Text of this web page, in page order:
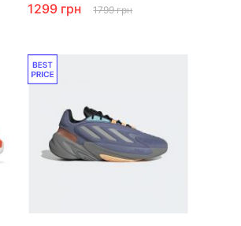
1299 грн 1799 грн